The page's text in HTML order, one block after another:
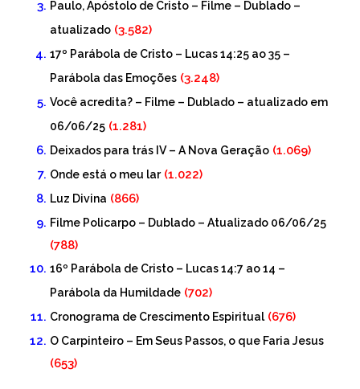
Paulo, Apóstolo de Cristo – Filme – Dublado –
atualizado (3.582)
17º Parábola de Cristo – Lucas 14:25 ao 35 –
Parábola das Emoções (3.248)
Você acredita? – Filme – Dublado – atualizado em
06/06/25 (1.281)
Deixados para trás IV – A Nova Geração (1.069)
Onde está o meu lar (1.022)
Luz Divina (866)
Filme Policarpo – Dublado – Atualizado 06/06/25
(788)
16º Parábola de Cristo – Lucas 14:7 ao 14 –
Parábola da Humildade (702)
Cronograma de Crescimento Espiritual (676)
O Carpinteiro – Em Seus Passos, o que Faria Jesus
(653)